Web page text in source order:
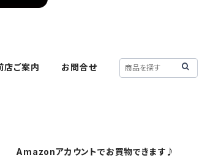
店ご案内 お問合せ
Amazonアカウントでお買物できます♪